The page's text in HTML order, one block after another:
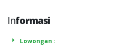
Informasi
Lowongan :